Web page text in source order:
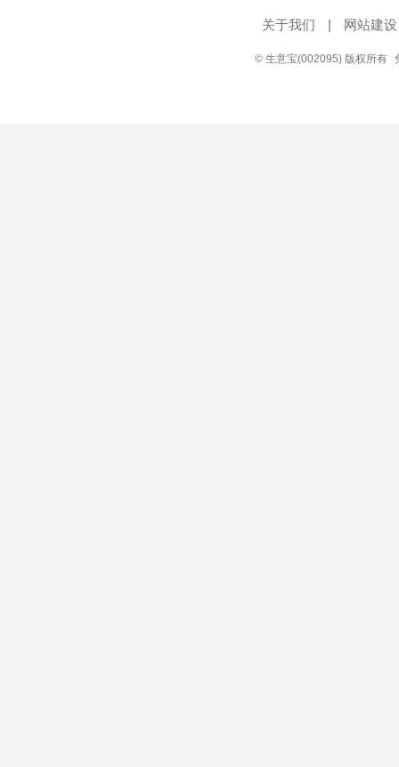
关于我们 | 网站建设
© 生意宝(002095) 版权所有